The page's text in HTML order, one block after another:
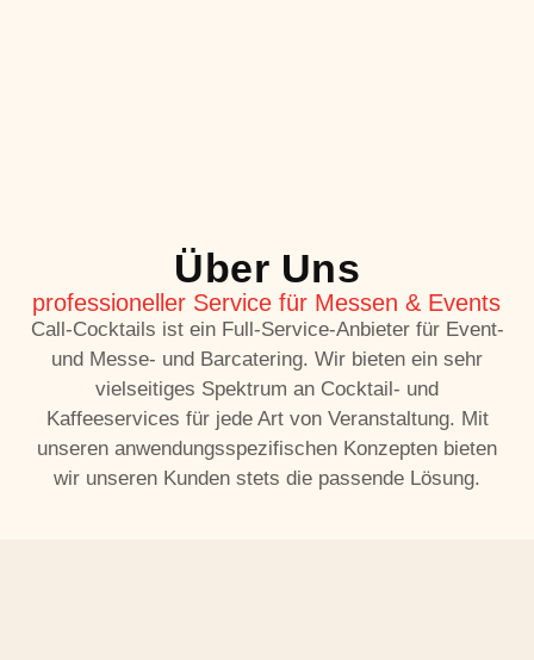
Über Uns
professioneller Service für Messen & Events
Call-Cocktails ist ein Full-Service-Anbieter für Event-
und Messe- und Barcatering. Wir bieten ein sehr
vielseitiges Spektrum an Cocktail- und
Kaffeeservices für jede Art von Veranstaltung. Mit
unseren anwendungsspezifischen Konzepten bieten
wir unseren Kunden stets die passende Lösung.